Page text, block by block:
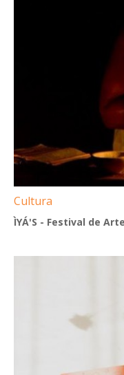
Cultura
ÌYÁ'S - Festival de